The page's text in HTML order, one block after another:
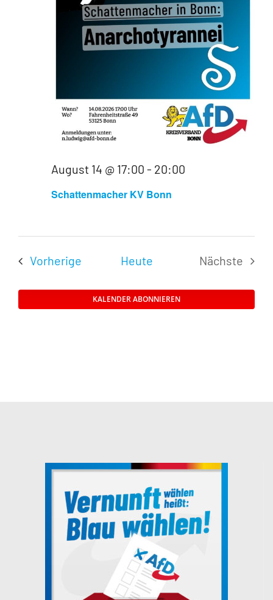
Schattenmacher KV Bonn
August 14 @ 17:00 - 20:00
VorherigeVeranstaltungen
Heute
Nächste
KALENDER ABONNIEREN